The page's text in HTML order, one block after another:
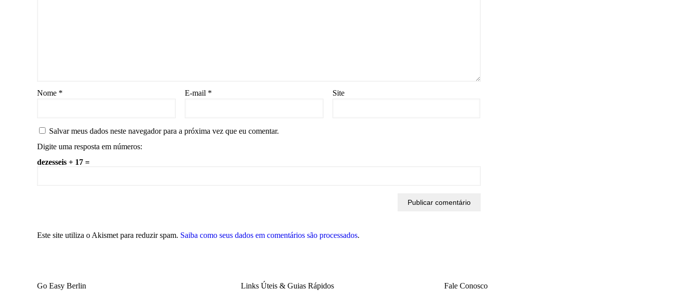
Nome * E-mail * Site
Salvar meus dados neste navegador para a próxima vez que eu comentar.
Digite uma resposta em números:
dezesseis + 17 =
Este site utiliza o Akismet para reduzir spam. Saiba como seus dados em comentários são processados.
Go Easy Berlin Links Úteis & Guias Rápidos Fale Conosco